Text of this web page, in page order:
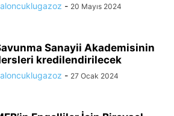
- 20 Mayıs 2024
Sanayii Akademisinin
kredilendirilecek
- 27 Ocak 2024